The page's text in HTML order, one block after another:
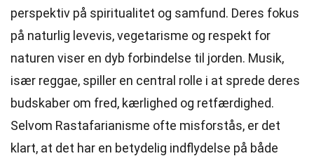
perspektiv på spiritualitet og samfund. Deres fokus
på naturlig levevis, vegetarisme og respekt for
naturen viser en dyb forbindelse til jorden. Musik,
især reggae, spiller en central rolle i at sprede deres
budskaber om fred, kærlighed og retfærdighed.
Selvom Rastafarianisme ofte misforstås, er det
klart, at det har en betydelig indflydelse på både